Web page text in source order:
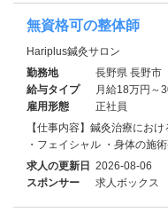
無資格可の整体師
Hariplus鍼灸サロン
勤務地
長野県 長野市
給与タイプ
月給18万円～
雇用形態
正社員
【仕事内容】鍼灸治療にお
・フェイシャル ・身体の施
求人の更新日 2026-08-06
スポンサー
求人ボックス